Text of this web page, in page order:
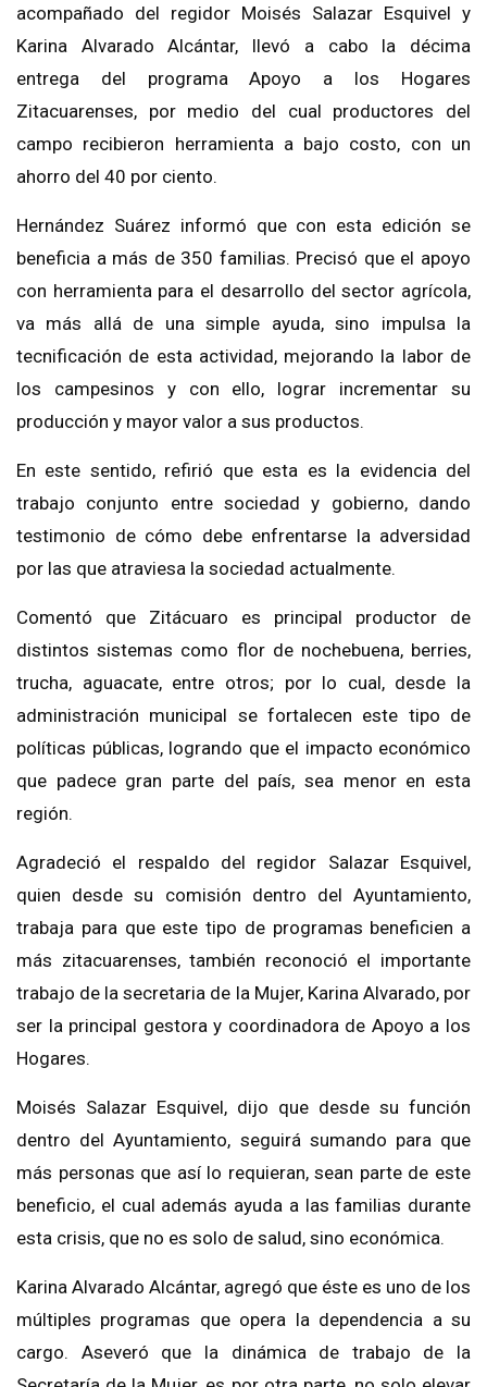
acompañado del regidor Moisés Salazar Esquivel y
Karina Alvarado Alcántar, llevó a cabo la décima
entrega del programa Apoyo a los Hogares
Zitacuarenses, por medio del cual productores del
campo recibieron herramienta a bajo costo, con un
ahorro del 40 por ciento.
Hernández Suárez informó que con esta edición se
beneficia a más de 350 familias. Precisó que el apoyo
con herramienta para el desarrollo del sector agrícola,
va más allá de una simple ayuda, sino impulsa la
tecnificación de esta actividad, mejorando la labor de
los campesinos y con ello, lograr incrementar su
producción y mayor valor a sus productos.
En este sentido, refirió que esta es la evidencia del
trabajo conjunto entre sociedad y gobierno, dando
testimonio de cómo debe enfrentarse la adversidad
por las que atraviesa la sociedad actualmente.
Comentó que Zitácuaro es principal productor de
distintos sistemas como flor de nochebuena, berries,
trucha, aguacate, entre otros; por lo cual, desde la
administración municipal se fortalecen este tipo de
políticas públicas, logrando que el impacto económico
que padece gran parte del país, sea menor en esta
región.
Agradeció el respaldo del regidor Salazar Esquivel,
quien desde su comisión dentro del Ayuntamiento,
trabaja para que este tipo de programas beneficien a
más zitacuarenses, también reconoció el importante
trabajo de la secretaria de la Mujer, Karina Alvarado, por
ser la principal gestora y coordinadora de Apoyo a los
Hogares.
Moisés Salazar Esquivel, dijo que desde su función
dentro del Ayuntamiento, seguirá sumando para que
más personas que así lo requieran, sean parte de este
beneficio, el cual además ayuda a las familias durante
esta crisis, que no es solo de salud, sino económica.
Karina Alvarado Alcántar, agregó que éste es uno de los
múltiples programas que opera la dependencia a su
cargo. Aseveró que la dinámica de trabajo de la